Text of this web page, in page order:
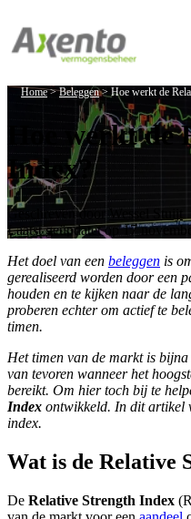
Home>Beleggen> Hoe werkt de
Hoe werkt
Index?
Geschreven door Wessel Stuijt
Laatst geüpdatet op 17
Het doel van een beleggen is
gerealiseerd worden door een
houden en te kijken naar de
proberen echter om actief te
timen.
Het timen van de markt is
van tevoren wanneer het
bereikt. Om hier toch bij te
Index ontwikkeld. In dit artikel
index.
Wat is de Relative
De Relative Strength Index